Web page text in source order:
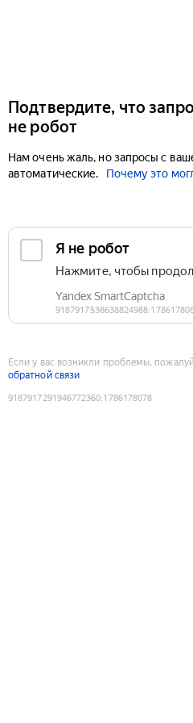
Подтвердите, что
не робот
Нам очень жаль, но запросы с
автоматические.
Почему это
Если у вас возникли проблемы,
обратной связи
9187917291946772360:1786178078